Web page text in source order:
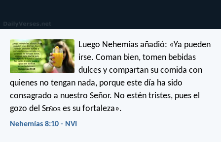
Luego Nehemías añadió: «Ya pueden
irse. Coman bien, tomen bebidas
dulces y compartan su comida con
quienes no tengan nada, porque este día ha sido
consagrado a nuestro Señor. No estén tristes, pues el
gozo del Señor es su fortaleza».
Nehemías 8:10 - NVI